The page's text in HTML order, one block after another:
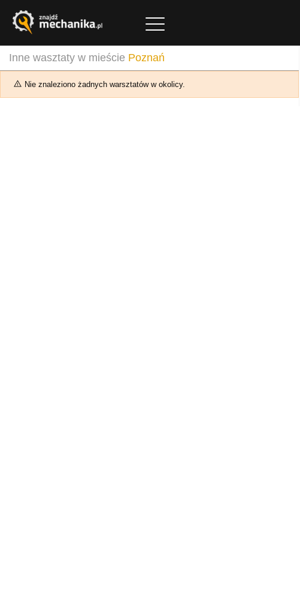
Inne wasztaty w mieście Poznań
Nie znaleziono żadnych warsztatów w okolicy.